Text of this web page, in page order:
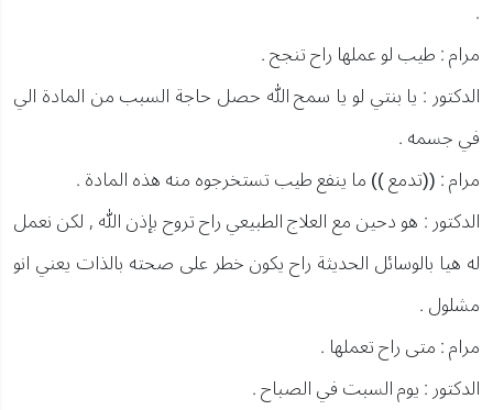
.
مرام : طيب لو عملها راح تنجح .
الدكتور : يا بنتي لو يا سمح الله حصل حاجة السبب من المادة الي
في جسمه .
مرام : ((تدمع )) ما ينفع طيب تستخرجوه منه هذه المادة .
الدكتور : هو دحين مع العلاج الطبيعي راح تروح بإذن الله , لكن نعمل
له هيا بالوسائل الحديثة راح يكون خطر على صحته بالذات يعني انو
مشلول .
مرام : متى راح تعملها .
الدكتور : يوم السبت في الصباح .